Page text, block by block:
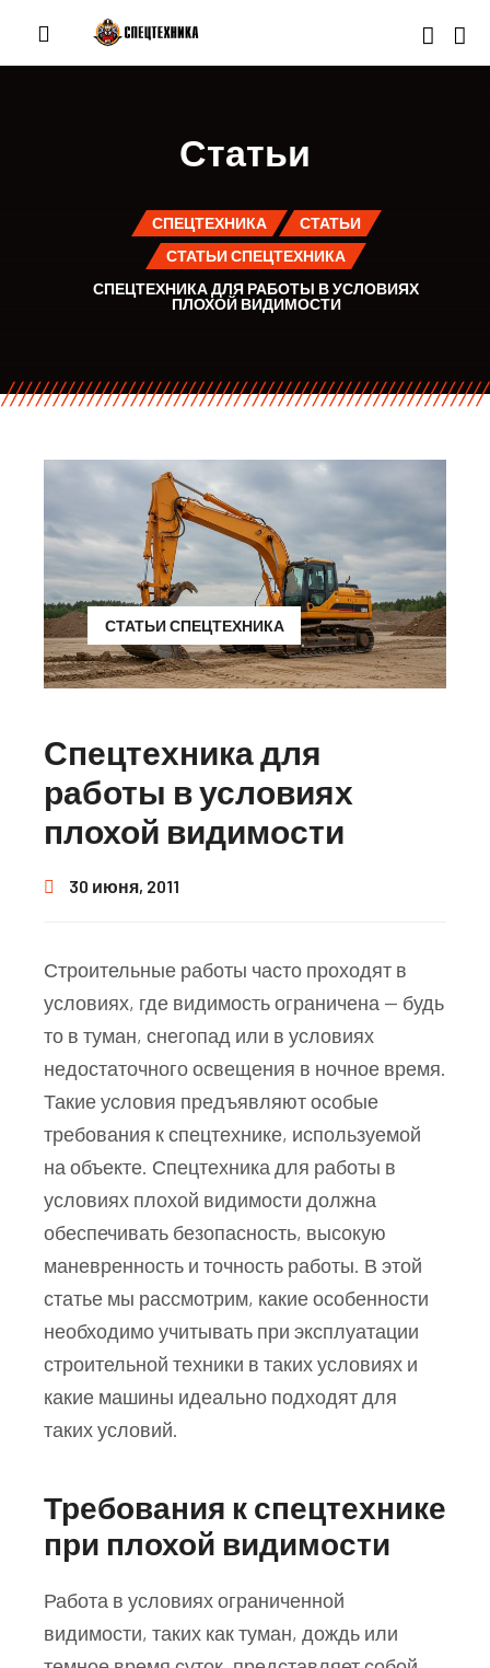
Статьи
СПЕЦТЕХНИКА
СТАТЬИ
СТАТЬИ СПЕЦТЕХНИКА
СПЕЦТЕХНИКА ДЛЯ РАБОТЫ В УСЛОВИЯХ
ПЛОХОЙ ВИДИМОСТИ
СТАТЬИ СПЕЦТЕХНИКА
Спецтехника для
работы в условиях
плохой видимости
30 июня, 2011
Строительные работы часто проходят в
условиях, где видимость ограничена — будь
то в туман, снегопад или в условиях
недостаточного освещения в ночное время.
Такие условия предъявляют особые
требования к спецтехнике, используемой
на объекте. Спецтехника для работы в
условиях плохой видимости должна
обеспечивать безопасность, высокую
маневренность и точность работы. В этой
статье мы рассмотрим, какие особенности
необходимо учитывать при эксплуатации
строительной техники в таких условиях и
какие машины идеально подходят для
таких условий.
Требования к спецтехнике
при плохой видимости
Работа в условиях ограниченной
видимости, таких как туман, дождь или